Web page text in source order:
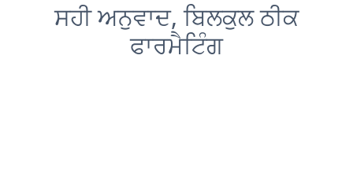
ਸਹੀ ਅਨੁਵਾਦ, ਬਿਲਕੁਲ ਠੀਕ
ਫਾਰਮੈਟਿੰਗ